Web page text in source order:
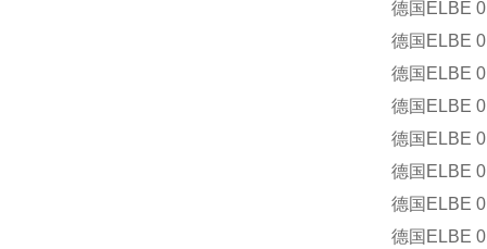
德国 ELBE
德国 ELBE
德国 ELBE
德国 ELBE
德国 ELBE
德国 ELBE
德国 ELBE
德国 ELBE